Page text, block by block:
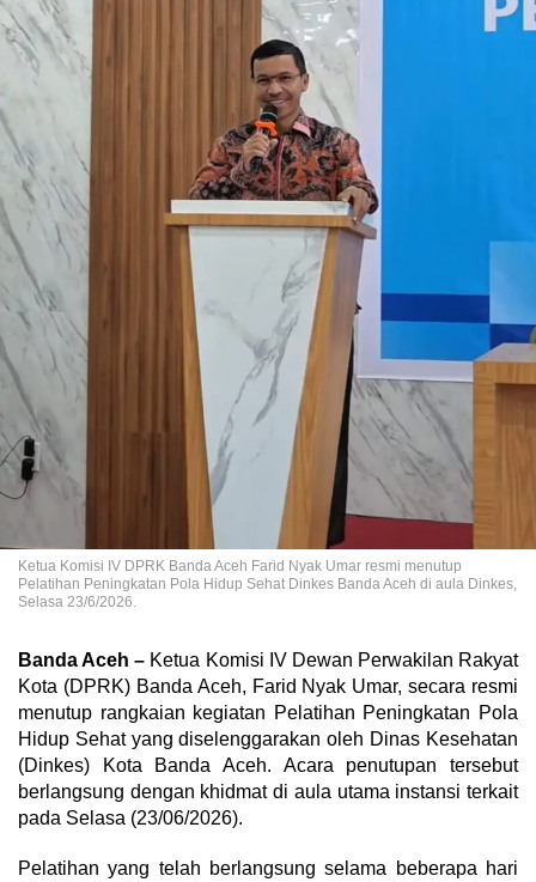
Ketua Komisi IV DPRK Banda Aceh Farid Nyak Umar resmi menutup
Pelatihan Peningkatan Pola Hidup Sehat Dinkes Banda Aceh di aula Dinkes,
Selasa 23/6/2026.
Banda Aceh – Ketua Komisi IV Dewan Perwakilan Rakyat
Kota (DPRK) Banda Aceh, Farid Nyak Umar, secara resmi
menutup rangkaian kegiatan Pelatihan Peningkatan Pola
Hidup Sehat yang diselenggarakan oleh Dinas Kesehatan
(Dinkes) Kota Banda Aceh. Acara penutupan tersebut
berlangsung dengan khidmat di aula utama instansi terkait
pada Selasa (23/06/2026).
Pelatihan yang telah berlangsung selama beberapa hari